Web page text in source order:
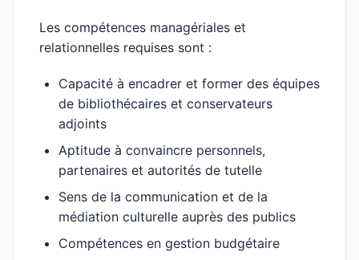
Les compétences managériales et
relationnelles requises sont :
Capacité à encadrer et former des équipes
de bibliothécaires et conservateurs
adjoints
Aptitude à convaincre personnels,
partenaires et autorités de tutelle
Sens de la communication et de la
médiation culturelle auprès des publics
Compétences en gestion budgétaire